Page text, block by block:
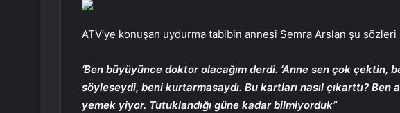
ATV’ye konuşan uydurma tabibin annesi Semra Arslan şu sözleri
‘Ben büyüyünce doktor olacağım derdi. ‘Anne sen çok çektin,
söyleseydi, beni kurtarmasaydı. Bu kartları nasıl çıkarttı? Ben
yemek yiyor. Tutuklandığı güne kadar bilmiyorduk”